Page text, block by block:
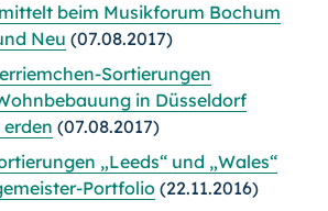
beim Musikforum Bochum
Neu (07.08.2017)
Sortierungen
in Düsseldorf
(07.08.2017)
„Leeds“ und „Wales“
Portfolio (22.11.2016)